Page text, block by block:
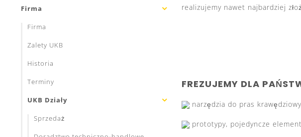
Firma
Firma
Zalety UKB
Historia
Terminy
UKB Działy
Sprzedaż
realizujemy nawet najbardziej
FREZUJEMY DLA
narzędzia do pras
prototypy, pojedyncze